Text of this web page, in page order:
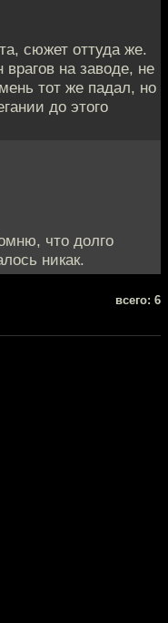
сюжет оттуда же.
на заводе, не
тот же падал, но
до этого
что долго
никак.
всего: 6